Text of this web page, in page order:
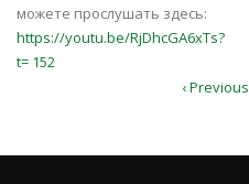
можете прослушать здесь:
https://youtu.be/RjDhcGA6xTs?
t= 152
‹ Previous